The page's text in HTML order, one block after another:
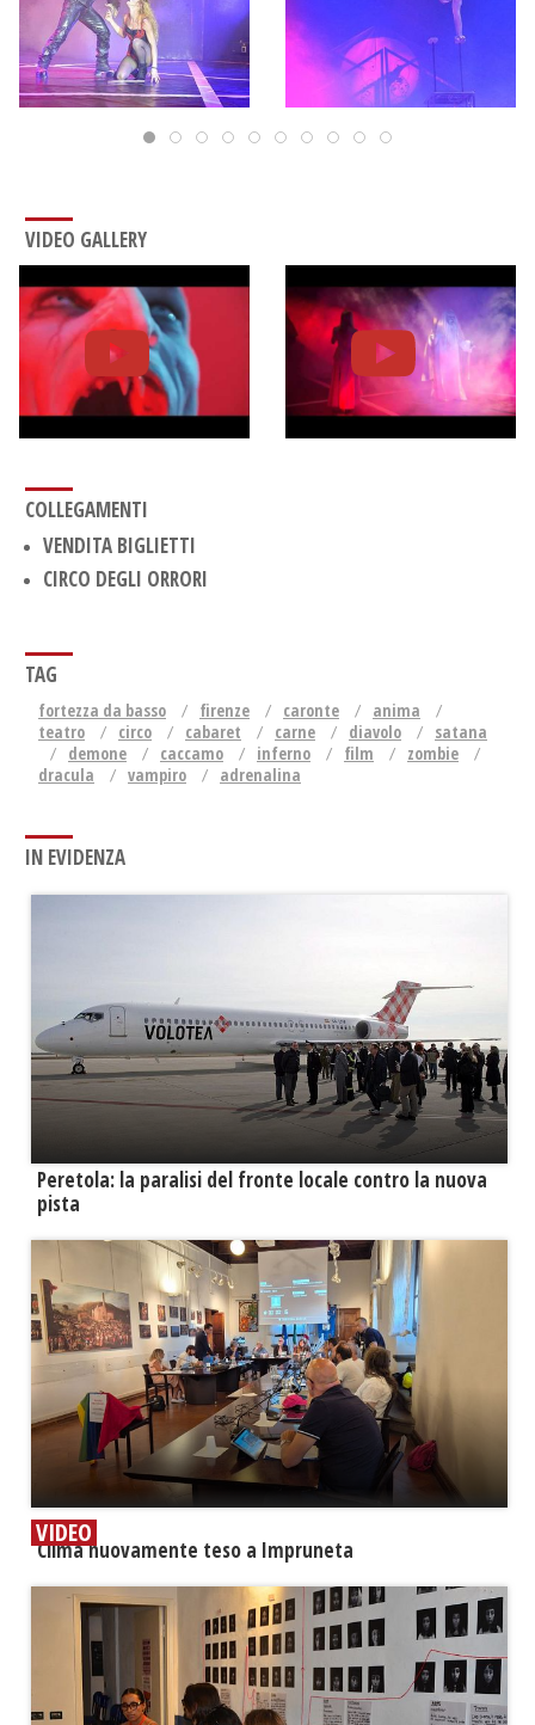
VIDEO GALLERY
COLLEGAMENTI
VENDITA BIGLIETTI
CIRCO DEGLI ORRORI
TAG
fortezza da basso firenze caronte
anima
teatro
circo cabaret carne diavolo
satana
demone
caccamo inferno film
zombie
dracula
vampiro adrenalina
IN EVIDENZA
Peretola: la paralisi del fronte locale contro la nuova
pista
VIDEO
​Clima nuovamente teso a Impruneta